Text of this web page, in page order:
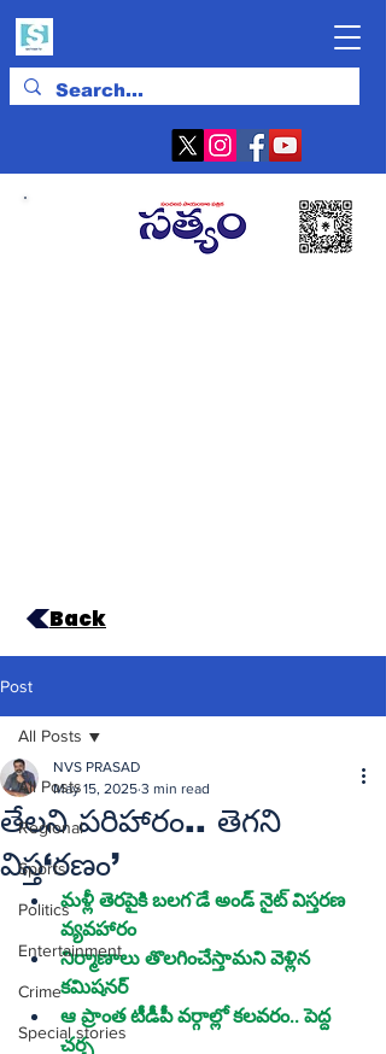
Back
Post
All Posts
Regional
Sports
Politics
Entertainment
Crime
Special stories
All Posts
తేలని పరిహారం.. తెగని
విస్త‘రణం’
NVS PRASAD
May 15, 2025 3 min read
మళ్లీ తెరపైకి బలగ`డే అండ్‌ నైట్‌ విస్తరణ
వ్యవహారం
నిర్మాణాలు తొలగించేస్తామని వెళ్లిన
ఆ ప్రాంత టీడీపీ వర్గాల్లో కలవరం.. పెద్ద
చర్చ